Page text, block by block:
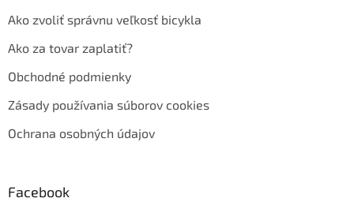
Ako zvoliť správnu veľkosť bicykla
Ako za tovar zaplatiť?
Obchodné podmienky
Zásady používania súborov cookies
Ochrana osobných údajov
Facebook